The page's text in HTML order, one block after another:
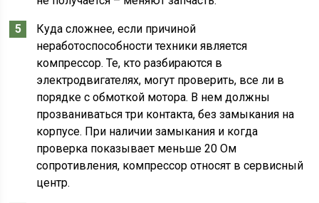
Куда сложнее, если причиной
неработоспособности техники является
компрессор. Те, кто разбираются в
электродвигателях, могут проверить, все ли в
порядке с обмоткой мотора. В нем должны
прозваниваться три контакта, без замыкания на
корпусе. При наличии замыкания и когда
проверка показывает меньше 20 Ом
сопротивления, компрессор относят в сервисный
центр.